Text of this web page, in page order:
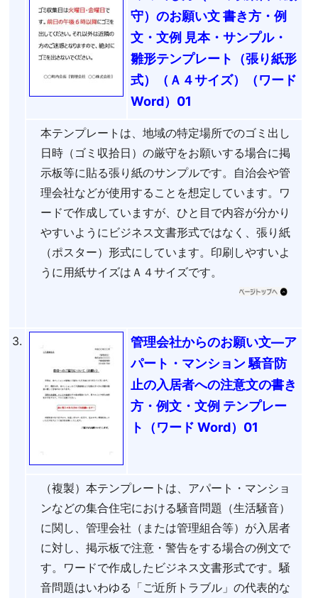
守）のお願い文 書き方・例
文・文例 見本・サンプル・
雛形テンプレート（張り紙形
式）（Ａ４サイズ）（ワード
Word）01
本テンプレートは、地域の特定場所でのゴミ出し
日時（ゴミ収拾日）の厳守をお願いする場合に掲
示板等に貼る張り紙のサンプルです。自治会や管
理会社などが使用することを想定しています。ワ
ードで作成していますが、ひと目で内容が分かり
やすいようにビジネス文書形式ではなく、張り紙
（ポスター）形式にしています。印刷しやすいよ
うに用紙サイズはＡ４サイズです。
3.
管理会社からのお願い文―ア
パート・マンション 騒音防
止の入居者への注意文の書き
方・例文・文例 テンプレー
ト（ワード Word）01
（複製）本テンプレートは、アパート・マンショ
ンなどの集合住宅における騒音問題（生活騒音）
に関し、管理会社（または管理組合等）が入居者
に対し、掲示板で注意・警告をする場合の例文で
す。ワードで作成したビジネス文書形式です。騒
音問題はいわゆる「ご近所トラブル」の代表的な